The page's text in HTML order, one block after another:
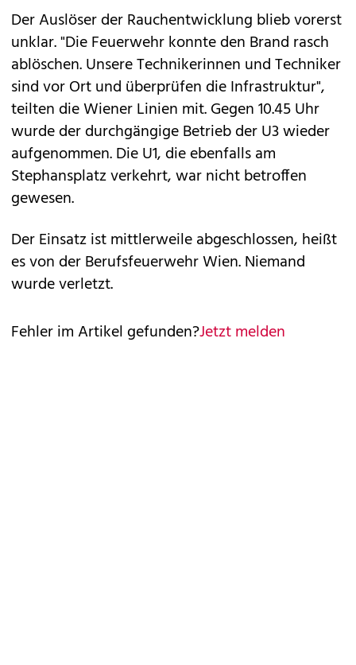
Der Auslöser der Rauchentwicklung blieb vorerst
unklar. "Die Feuerwehr konnte den Brand rasch
ablöschen. Unsere Technikerinnen und Techniker
sind vor Ort und überprüfen die Infrastruktur",
teilten die Wiener Linien mit. Gegen 10.45 Uhr
wurde der durchgängige Betrieb der U3 wieder
aufgenommen. Die U1, die ebenfalls am
Stephansplatz verkehrt, war nicht betroffen
gewesen.
Der Einsatz ist mittlerweile abgeschlossen, heißt
es von der Berufsfeuerwehr Wien. Niemand
wurde verletzt.
Fehler im Artikel gefunden?Jetzt melden